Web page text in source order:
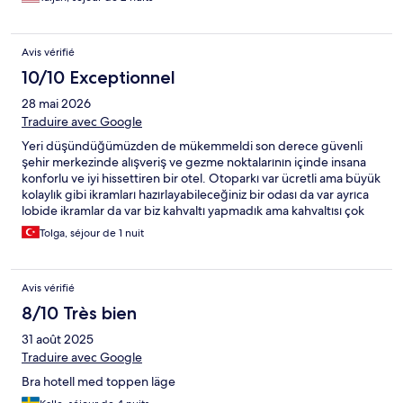
Avis vérifié
10/10 Exceptionnel
28 mai 2026
Traduire avec Google
Yeri düşündüğümüzden de mükemmeldi son derece güvenli
şehir merkezinde alışveriş ve gezme noktalarının içinde insana
konforlu ve iyi hissettiren bir otel. Otoparkı var ücretli ama büyük
kolaylık gibi ikramları hazırlayabileceğiniz bir odası da var ayrıca
lobide ikramlar da var biz kahvaltı yapmadık ama kahvaltısı çok
güzel görünüyordu herkese tavsiye ederiz tekrar konaklamak
isterim
Tolga, séjour de 1 nuit
Avis vérifié
8/10 Très bien
31 août 2025
Traduire avec Google
Bra hotell med toppen läge